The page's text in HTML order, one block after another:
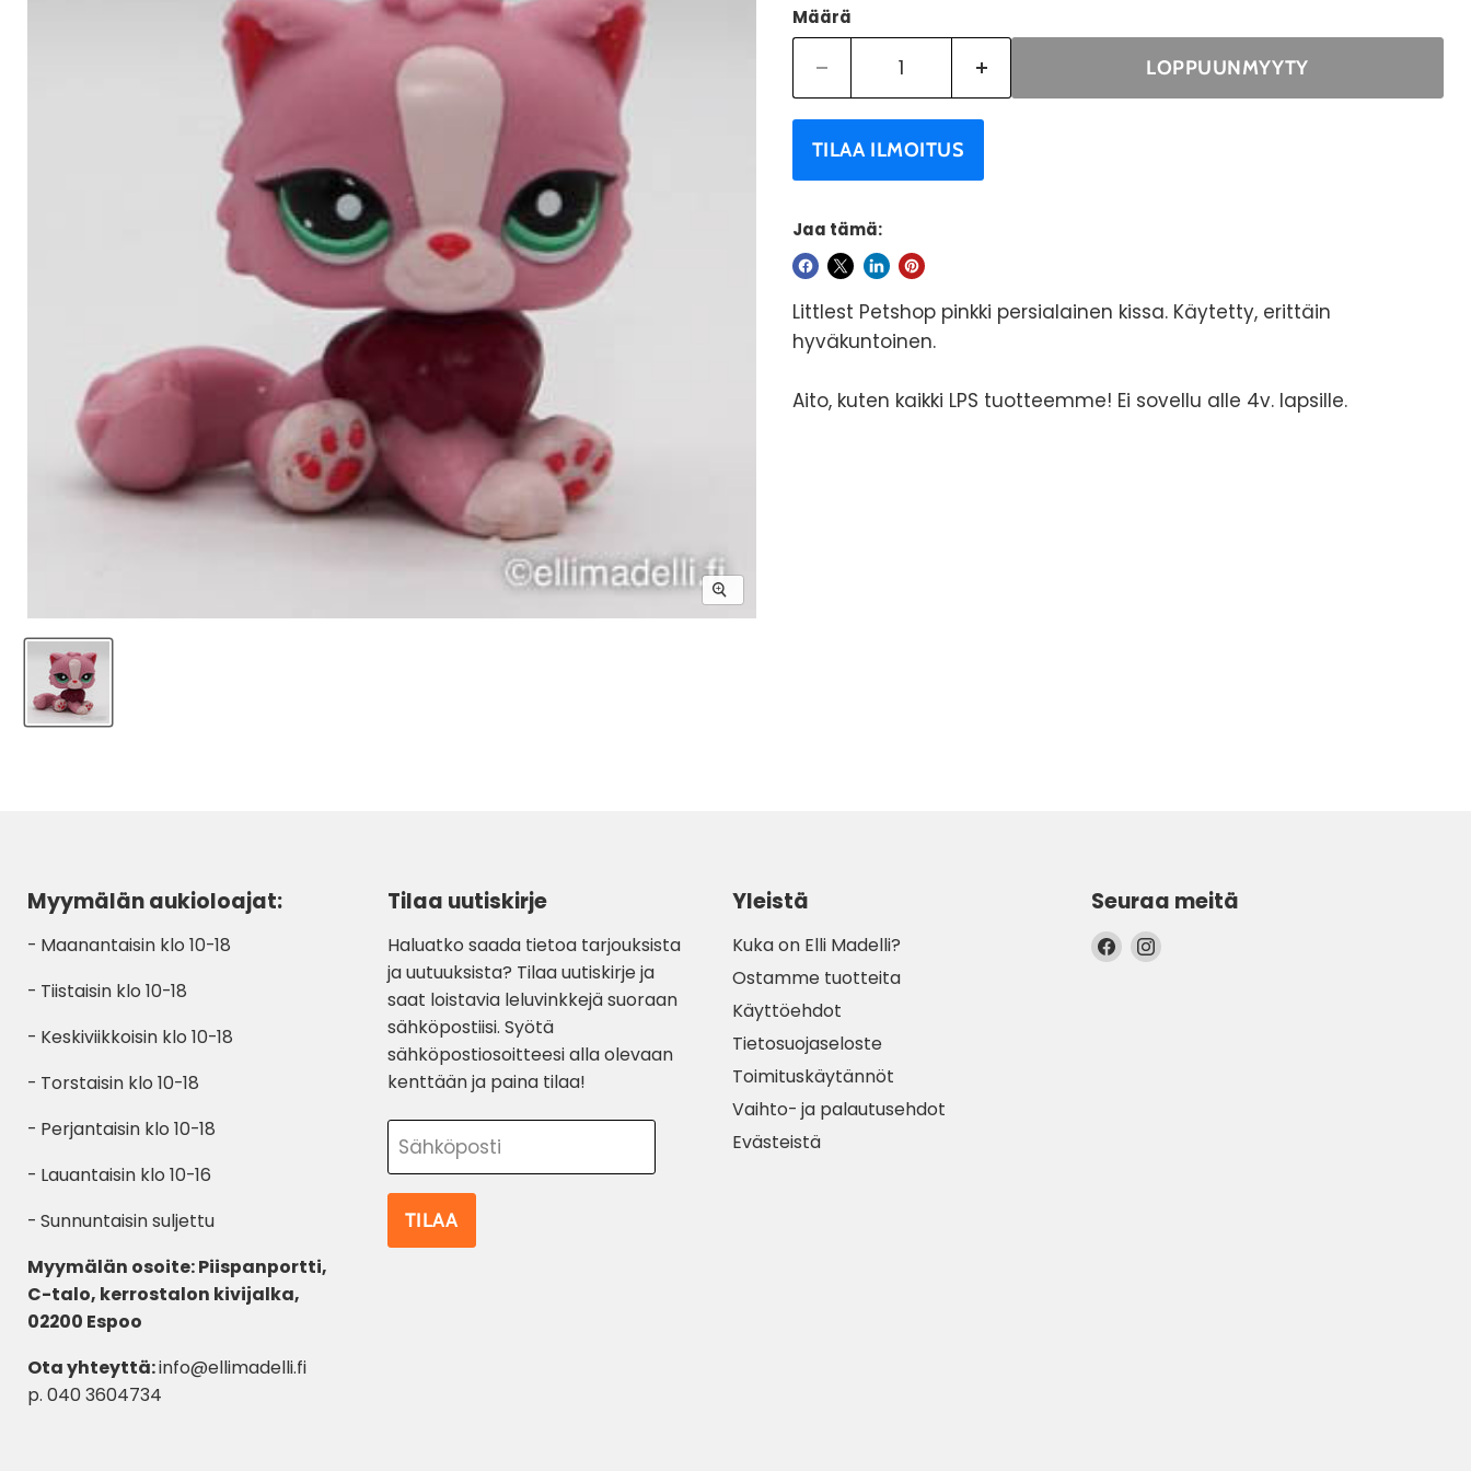
Määrä
LOPPUUNMYYTY
TILAA ILMOITUS
Jaa tämä:
Littlest Petshop pinkki persialainen kissa. Käytetty, erittäin
hyväkuntoinen.
Aito, kuten kaikki LPS tuotteemme! Ei sovellu alle 4v. lapsille.
Myymälän aukioloajat:
- Maanantaisin klo 10-18
- Tiistaisin klo 10-18
- Keskiviikkoisin klo 10-18
- Torstaisin klo 10-18
- Perjantaisin klo 10-18
- Lauantaisin klo 10-16
- Sunnuntaisin suljettu
Myymälän osoite: Piispanportti,
C-talo, kerrostalon kivijalka,
02200 Espoo
Ota yhteyttä:info@ellimadelli.fi
p. 040 3604734
Tilaa uutiskirje
Haluatko saada tietoa tarjouksista
ja uutuuksista? Tilaa uutiskirje ja
saat loistavia leluvinkkejä suoraan
sähköpostiisi. Syötä
sähköpostiosoitteesi alla olevaan
kenttään ja paina tilaa!
Sähköposti
TILAA
Yleistä
Kuka on Elli Madelli?
Ostamme tuotteita
Käyttöehdot
Tietosuojaseloste
Toimituskäytännöt
Vaihto- ja palautusehdot
Evästeistä
Seuraa meitä
LöydäLöydä